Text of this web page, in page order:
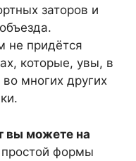
заторов и
не придётся
которые, увы, в
многих других
вы можете на
формы